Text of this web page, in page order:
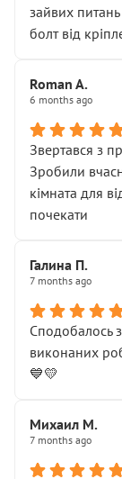
зайвих питань
болт від
Roman A.
6 months ago
Звертався з
Зробили
кімната для
почекати
Галина П.
7 months ago
Сподобалось
виконаних
💙💛
Михаил М.
7 months ago